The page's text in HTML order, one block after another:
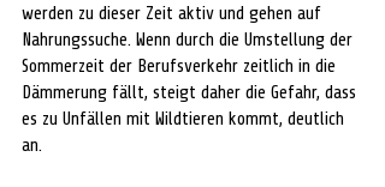
werden zu dieser Zeit aktiv und gehen auf
Nahrungssuche. Wenn durch die Umstellung der
Sommerzeit der Berufsverkehr zeitlich in die
Dämmerung fällt, steigt daher die Gefahr, dass
es zu Unfällen mit Wildtieren kommt, deutlich
an.